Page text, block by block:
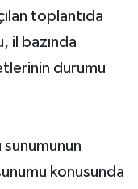
toplantıda
il bazında
durumu
konusunda